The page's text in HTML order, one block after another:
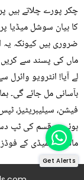
چکر پورے چلاتے ہیں
کا بیان سوشل میڈیا
ضروری ہیں کیونکہ یہ
ماں کی پسند سے
لے آیا! انٹرویو
بآسانی مل جائے گی۔
فیشن، سیلیبریٹیز،
ہوئی ہر قسم کی ٹپ
ماڈرن ریمیڈی کے
Get Alerts